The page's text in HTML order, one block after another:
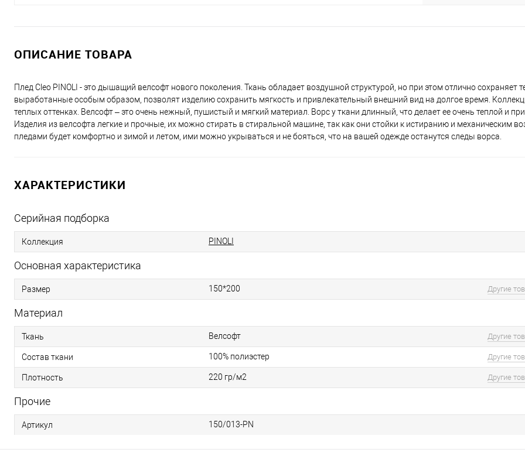
ОПИСАНИЕ ТОВАРА
Плед Cleo PINOLI - это дышащий велсофт нового поколения. Ткань обладает воздушной структурой, но при этом отлично сохраняет
выработанные особым образом, позволят изделию сохранить мягкость и привлекательный внешний вид на долгое время.
теплых оттенках. Велсофт – это очень нежный, пушистый и мягкий материал. Ворс у ткани длинный, что делает ее очень теплой и
Изделия из велсофта легкие и прочные, их можно стирать в стиральной машине, так как они стойки к истиранию и механическим
пледами будет комфортно и зимой и летом, ими можно укрываться и не бояться, что на вашей одежде останутся следы ворса.
ХАРАКТЕРИСТИКИ
Серийная подборка
Коллекция PINOLI
Основная характеристика
Размер 150*200 Другие
Материал
Ткань Велсофт Другие
Состав ткани 100% полиэстер Другие
Плотность 220 гр/м2 Другие
Прочие
Артикул 150/013-PN